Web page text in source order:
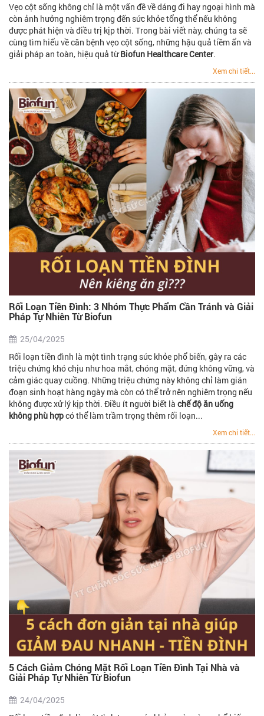
Vẹo cột sống không chỉ là một vấn đề về dáng đi hay ngoại hình mà
còn ảnh hưởng nghiêm trọng đến sức khỏe tổng thể nếu không
được phát hiện và điều trị kịp thời. Trong bài viết này, chúng ta sẽ
cùng tìm hiểu về căn bệnh vẹo cột sống, những hậu quả tiềm ẩn và
giải pháp an toàn, hiệu quả từBiofun Healthcare Center.
Xem chi tiết...
Rối Loạn Tiền Đình: 3 Nhóm Thực Phẩm Cần Tránh và Giải
Pháp Tự Nhiên Từ Biofun
25/04/2025
Rối loạn tiền đình là một tình trạng sức khỏe phổ biến, gây ra các
triệu chứng khó chịu như hoa mắt, chóng mặt, đứng không vững, và
cảm giác quay cuồng. Những triệu chứng này không chỉ làm gián
đoạn sinh hoạt hàng ngày mà còn có thể trở nên nghiêm trọng nếu
không được xử lý kịp thời. Điều ít người biết là chế độ ăn uống
không phù hợpcó thể làm trầm trọng thêm rối loạn...
Xem chi tiết...
5 Cách Giảm Chóng Mặt Rối Loạn Tiền Đình Tại Nhà và
Giải Pháp Tự Nhiên Từ Biofun
24/04/2025